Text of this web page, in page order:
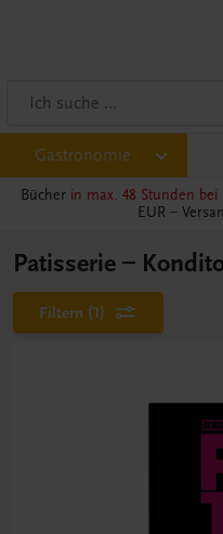
Gastronomie
Bücher in max. 48 Stunden
EUR –
Patisserie –
Filtern (1)